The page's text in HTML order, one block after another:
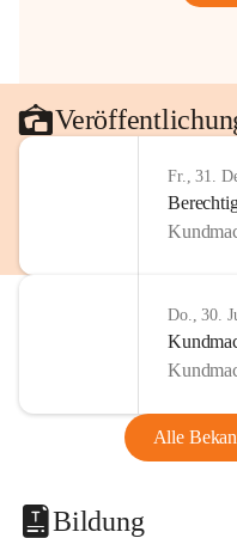
Fr., 31.
Do., 30.
Alle
Bildung